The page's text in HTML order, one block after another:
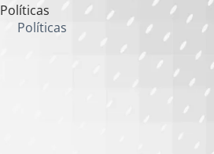
Políticas
Políticas